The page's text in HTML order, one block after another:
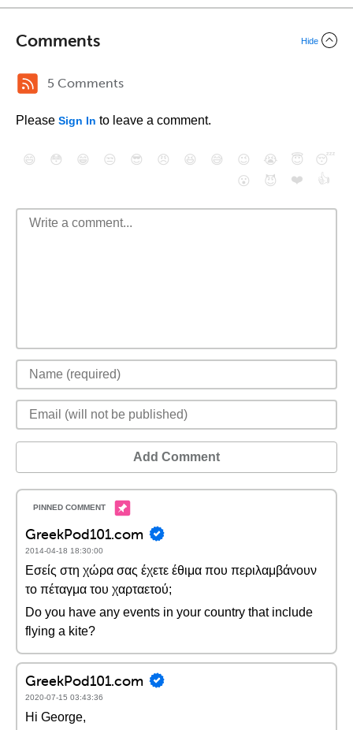
Comments Hide
5 Comments
Please Sign In to leave a comment.
😄 😳 😁 😒 😎 😠 😆 😅 😉 😭 😇
😴
😮
😈 ❤️ 👍
Add Comment
GreekPod101.com
2014-04-18 18:30:00
Εσείς στη χώρα σας έχετε έθιμα που περιλαμβάνουν
το πέταγμα του χαρταετού;
Do you have any events in your country that include
flying a kite?
GreekPod101.com
2020-07-15 03:43:36
Hi George,